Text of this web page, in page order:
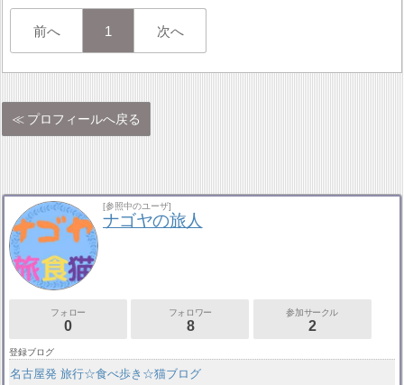
前へ 1 次へ
プロフィールへ戻る
[参照中のユーザ]
ナゴヤの旅人
フォロー
0
フォロワー
8
参加サークル
2
登録ブログ
名古屋発 旅行☆食べ歩き☆猫ブログ